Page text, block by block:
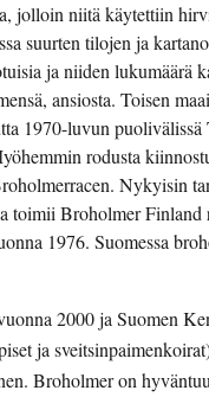
jolloin niitä käytettiin
suurten tilojen ja
ja niiden lukumäärä
ansiosta. Toisen
1970-luvun
rodusta
Nykyisin
toimii Broholmer
1976. Suomessa
2000 ja Suomen
ja
Broholmer on